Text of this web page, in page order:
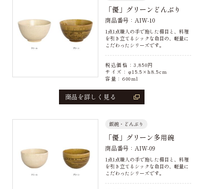
「優」グリーンどんぶり
商品番号：AIW-10
1点1点職人の手で施した櫛目と、料理
を引き立てるシックな色目の、軽量に
こだわったシリーズです。
税込価格：3,850円
サイズ：φ15.5×h8.5cm
容量：600ml
商品を詳しく見る
飯碗・どんぶり
「優」グリーン多用碗
商品番号：AIW-09
1点1点職人の手で施した櫛目と、料理
を引き立てるシックな色目の、軽量に
こだわったシリーズです。